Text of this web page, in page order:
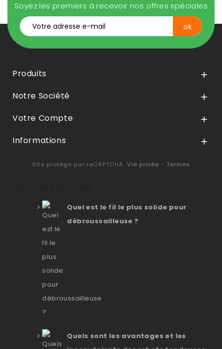
Soyez les premiers à recevoir nos offres spéciales
Produits 
Notre Société 
Votre Compte 
Informations 
Site protégé par reCAPTCHA. Vie privée - Termes
Quel est le fil le plus solide pour
débroussailleuse ?
Quels sont les avantages et les